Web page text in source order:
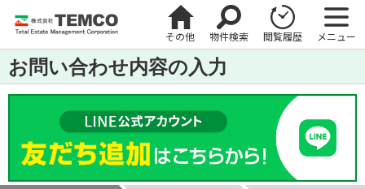
その他 物件検索 閲覧履歴 メニュー
お問い合わせ内容の入力